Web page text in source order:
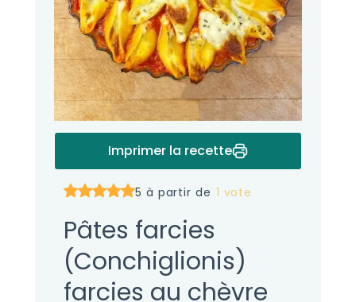
Imprimer la recette
5 à partir de 1 vote
Pâtes farcies
(Conchiglionis)
farcies au chèvre